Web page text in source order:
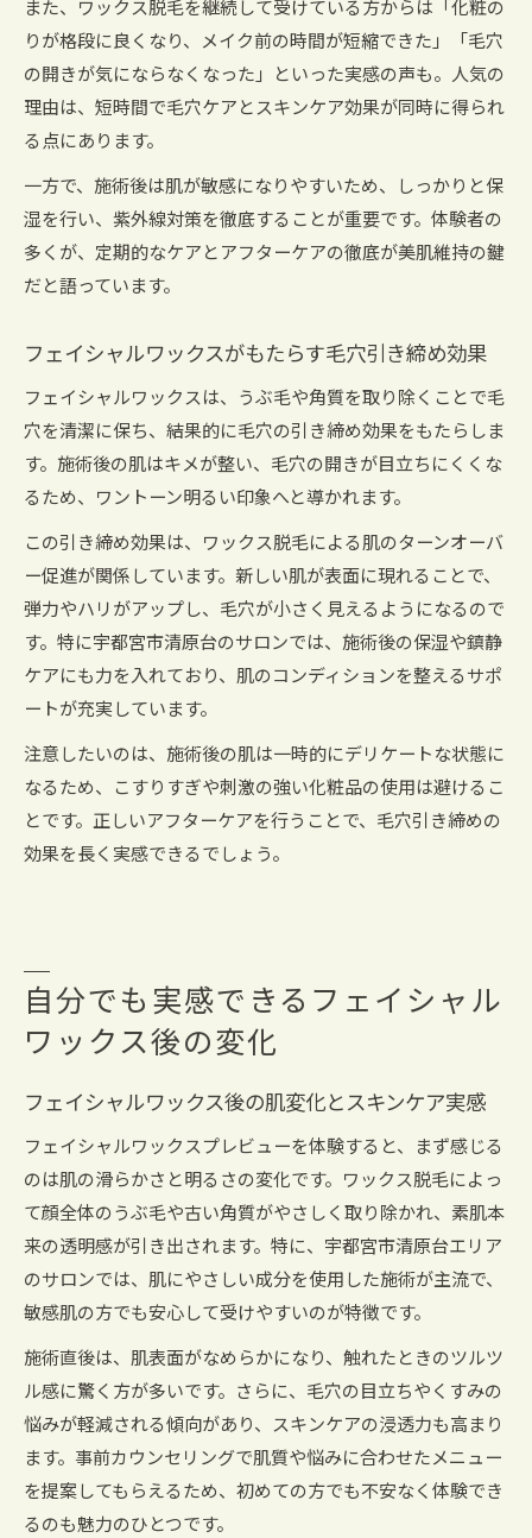
また、ワックス脱毛を継続して受けている方からは「化粧の
りが格段に良くなり、メイク前の時間が短縮できた」「毛穴
の開きが気にならなくなった」といった実感の声も。人気の
理由は、短時間で毛穴ケアとスキンケア効果が同時に得られ
る点にあります。
一方で、施術後は肌が敏感になりやすいため、しっかりと保
湿を行い、紫外線対策を徹底することが重要です。体験者の
多くが、定期的なケアとアフターケアの徹底が美肌維持の鍵
だと語っています。
フェイシャルワックスがもたらす毛穴引き締め効果
フェイシャルワックスは、うぶ毛や角質を取り除くことで毛
穴を清潔に保ち、結果的に毛穴の引き締め効果をもたらしま
す。施術後の肌はキメが整い、毛穴の開きが目立ちにくくな
るため、ワントーン明るい印象へと導かれます。
この引き締め効果は、ワックス脱毛による肌のターンオーバ
ー促進が関係しています。新しい肌が表面に現れることで、
弾力やハリがアップし、毛穴が小さく見えるようになるので
す。特に宇都宮市清原台のサロンでは、施術後の保湿や鎮静
ケアにも力を入れており、肌のコンディションを整えるサポ
ートが充実しています。
注意したいのは、施術後の肌は一時的にデリケートな状態に
なるため、こすりすぎや刺激の強い化粧品の使用は避けるこ
とです。正しいアフターケアを行うことで、毛穴引き締めの
効果を長く実感できるでしょう。
自分でも実感できるフェイシャル
ワックス後の変化
フェイシャルワックス後の肌変化とスキンケア実感
フェイシャルワックスプレビューを体験すると、まず感じる
のは肌の滑らかさと明るさの変化です。ワックス脱毛によっ
て顔全体のうぶ毛や古い角質がやさしく取り除かれ、素肌本
来の透明感が引き出されます。特に、宇都宮市清原台エリア
のサロンでは、肌にやさしい成分を使用した施術が主流で、
敏感肌の方でも安心して受けやすいのが特徴です。
施術直後は、肌表面がなめらかになり、触れたときのツルツ
ル感に驚く方が多いです。さらに、毛穴の目立ちやくすみの
悩みが軽減される傾向があり、スキンケアの浸透力も高まり
ます。事前カウンセリングで肌質や悩みに合わせたメニュー
を提案してもらえるため、初めての方でも不安なく体験でき
るのも魅力のひとつです。